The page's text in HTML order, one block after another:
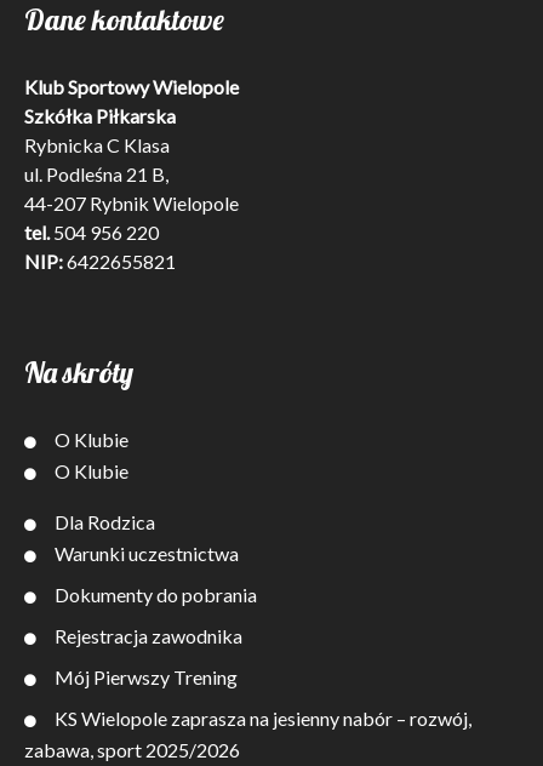
Dane kontaktowe
Klub Sportowy Wielopole
Szkółka Piłkarska
Rybnicka C Klasa
ul. Podleśna 21 B,
44-207 Rybnik Wielopole
tel.504 956 220
NIP:6422655821
Na skróty
O Klubie
O Klubie
Dla Rodzica
Warunki uczestnictwa
Dokumenty do pobrania
Rejestracja zawodnika
Mój Pierwszy Trening
KS Wielopole zaprasza na jesienny nabór – rozwój,
zabawa, sport 2025/2026